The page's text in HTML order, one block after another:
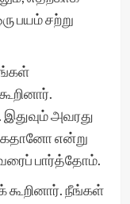
பயம் சற்று
அவரது
என்று
பார்த்தோம்.
கூறினார். நீங்கள்